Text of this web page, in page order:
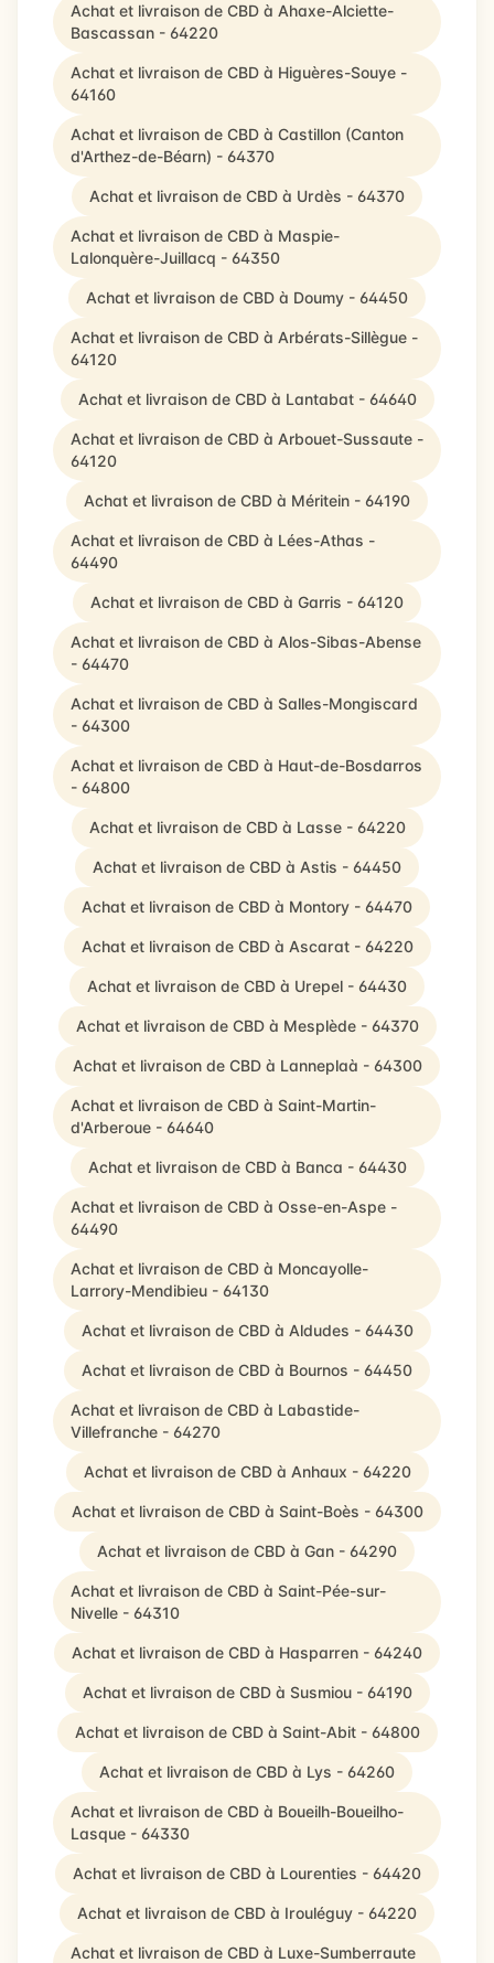
Achat et livraison de CBD à Ahaxe-Alciette-
Bascassan - 64220
Achat et livraison de CBD à Higuères-Souye -
64160
Achat et livraison de CBD à Castillon (Canton
d'Arthez-de-Béarn) - 64370
Achat et livraison de CBD à Urdès - 64370
Achat et livraison de CBD à Maspie-
Lalonquère-Juillacq - 64350
Achat et livraison de CBD à Doumy - 64450
Achat et livraison de CBD à Arbérats-Sillègue -
64120
Achat et livraison de CBD à Lantabat - 64640
Achat et livraison de CBD à Arbouet-Sussaute -
64120
Achat et livraison de CBD à Méritein - 64190
Achat et livraison de CBD à Lées-Athas -
64490
Achat et livraison de CBD à Garris - 64120
Achat et livraison de CBD à Alos-Sibas-Abense
- 64470
Achat et livraison de CBD à Salles-Mongiscard
- 64300
Achat et livraison de CBD à Haut-de-Bosdarros
- 64800
Achat et livraison de CBD à Lasse - 64220
Achat et livraison de CBD à Astis - 64450
Achat et livraison de CBD à Montory - 64470
Achat et livraison de CBD à Ascarat - 64220
Achat et livraison de CBD à Urepel - 64430
Achat et livraison de CBD à Mesplède - 64370
Achat et livraison de CBD à Lanneplaà - 64300
Achat et livraison de CBD à Saint-Martin-
d'Arberoue - 64640
Achat et livraison de CBD à Banca - 64430
Achat et livraison de CBD à Osse-en-Aspe -
64490
Achat et livraison de CBD à Moncayolle-
Larrory-Mendibieu - 64130
Achat et livraison de CBD à Aldudes - 64430
Achat et livraison de CBD à Bournos - 64450
Achat et livraison de CBD à Labastide-
Villefranche - 64270
Achat et livraison de CBD à Anhaux - 64220
Achat et livraison de CBD à Saint-Boès - 64300
Achat et livraison de CBD à Gan - 64290
Achat et livraison de CBD à Saint-Pée-sur-
Nivelle - 64310
Achat et livraison de CBD à Hasparren - 64240
Achat et livraison de CBD à Susmiou - 64190
Achat et livraison de CBD à Saint-Abit - 64800
Achat et livraison de CBD à Lys - 64260
Achat et livraison de CBD à Boueilh-Boueilho-
Lasque - 64330
Achat et livraison de CBD à Lourenties - 64420
Achat et livraison de CBD à Irouléguy - 64220
Achat et livraison de CBD à Luxe-Sumberraute